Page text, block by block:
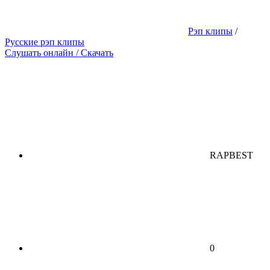
Рэп клипы /
Русские рэп клипы
Слушать онлайн / Скачать
RAPBEST
0